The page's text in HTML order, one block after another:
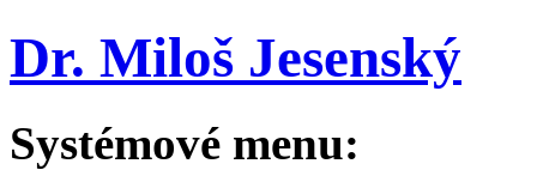
Dr. Miloš Jesenský
Systémové menu: